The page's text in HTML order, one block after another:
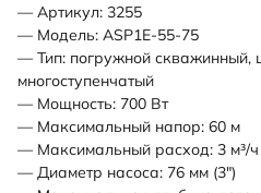
— Артикул: 3255
— Модель: ASP1E-55-75
— Тип: погружной скважинный,
многоступенчатый
— Мощность: 700 Вт
— Максимальный напор: 60 м
— Максимальный расход: 3 м³/ч
— Диаметр насоса: 76 мм (3")